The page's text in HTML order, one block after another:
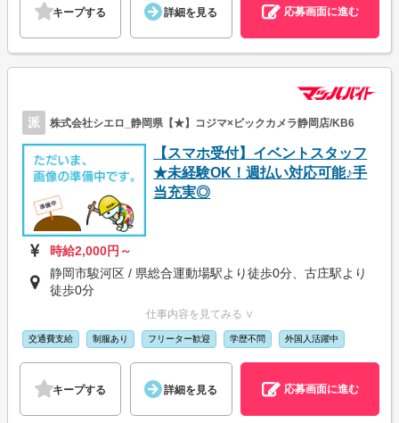
キープする 詳細を見る 応募画面に進む
派 株式会社シエロ_静岡県【★】コジマ×ビックカメラ静岡店/KB6
【スマホ受付】イベントスタッフ
★未経験OK！週払い対応可能♪手
当充実◎
時給2,000円～
静岡市駿河区 / 県総合運動場駅より徒歩0分、古庄駅より
徒歩0分
仕事内容を見てみる ∨
交通費支給 制服あり フリーター歓迎 学歴不問 外国人活躍中
キープする 詳細を見る 応募画面に進む